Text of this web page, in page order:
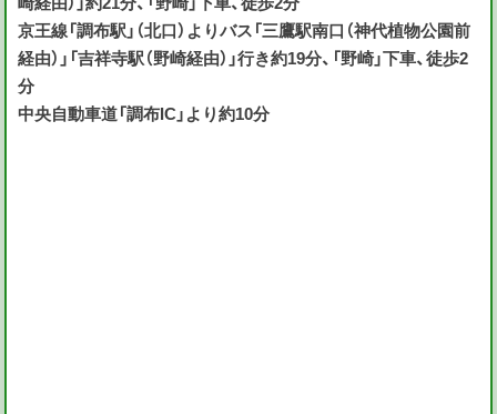
京王線「調布駅」（北口）よりバス「三鷹駅南口（神代植物公園前
経由）」「吉祥寺駅（野崎経由）」行き約19分、「野崎」下車、徒歩2
分
中央自動車道「調布IC」より約10分